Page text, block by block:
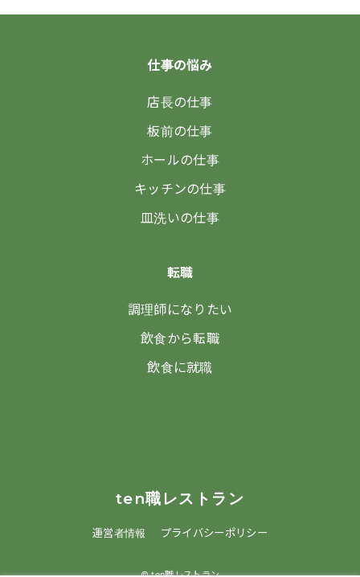
仕事の悩み
店長の仕事
板前の仕事
ホールの仕事
キッチンの仕事
皿洗いの仕事
転職
調理師になりたい
飲食から転職
飲食に就職
ten職レストラン
運営者情報 プライバシーポリシー
© ten職レストラン